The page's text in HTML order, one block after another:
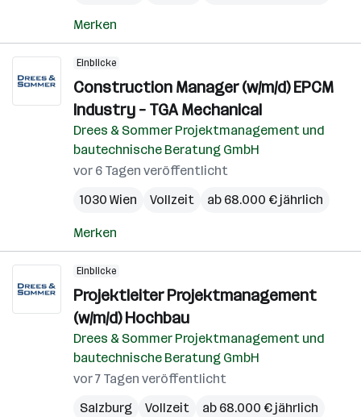
Merken
Einblicke
Construction Manager (w/m/d) EPCM
Industry – TGA Mechanical
Drees & Sommer Projektmanagement und
bautechnische Beratung GmbH
vor 6 Tagen veröffentlicht
1030 Wien
Vollzeit ab 68.000 € jährlich
Merken
Einblicke
Projektleiter Projektmanagement
(w/m/d) Hochbau
Drees & Sommer Projektmanagement und
bautechnische Beratung GmbH
vor 7 Tagen veröffentlicht
Salzburg
Vollzeit ab 68.000 € jährlich